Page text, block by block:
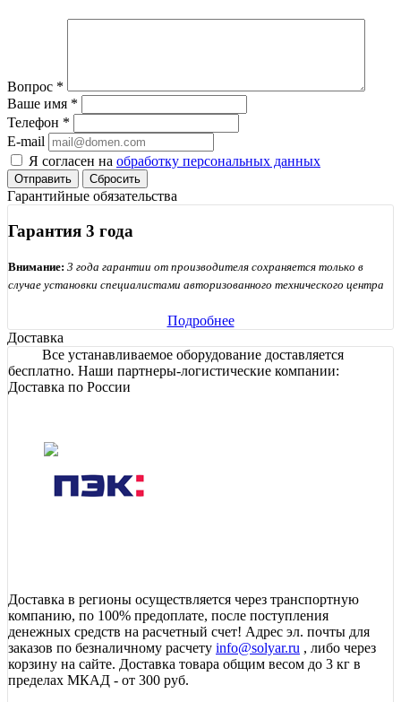
Вопрос *
Ваше имя *
Телефон *
E-mail
Я согласен на обработку персональных данных
Сбросить
Гарантийные обязательства
Гарантия 3 года
Внимание: 3 года гарантии от производителя сохраняется только в
случае установки специалистами авторизованного технического центра
Подробнее
Доставка
Все устанавливаемое оборудование доставляется
бесплатно. Наши партнеры-логистические компании:
Доставка по России
Доставка в регионы осуществляется через транспортную
компанию, по 100% предоплате, после поступления
денежных средств на расчетный счет! Адрес эл. почты для
заказов по безналичному расчету info@solyar.ru , либо через
корзину на сайте. Доставка товара общим весом до 3 кг в
пределах МКАД - от 300 руб.